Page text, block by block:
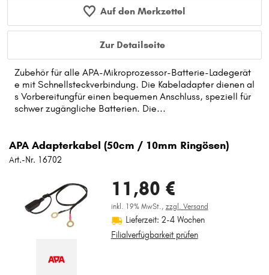
Auf den Merkzettel
Zur Detailseite
Zubehör für alle APA-Mikroprozessor-Batterie-Ladegerät
e mit Schnellsteckverbindung. Die Kabeladapter dienen al
s Vorbereitungfür einen bequemen Anschluss, speziell für
schwer zugängliche Batterien. Die...
APA Adapterkabel (50cm / 10mm Ringösen)
Art.-Nr. 16702
11,80 €
inkl. 19% MwSt., zzgl. Versand
Lieferzeit: 2-4 Wochen
Filialverfügbarkeit prüfen